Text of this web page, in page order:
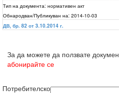
Тип на документа: нормативен акт
Обнародван/Публикуван на: 2014-10-03
ДВ, бр. 82 от 3.10.2014 г.
За да можете да ползвате
абонирайте се
Потребителско